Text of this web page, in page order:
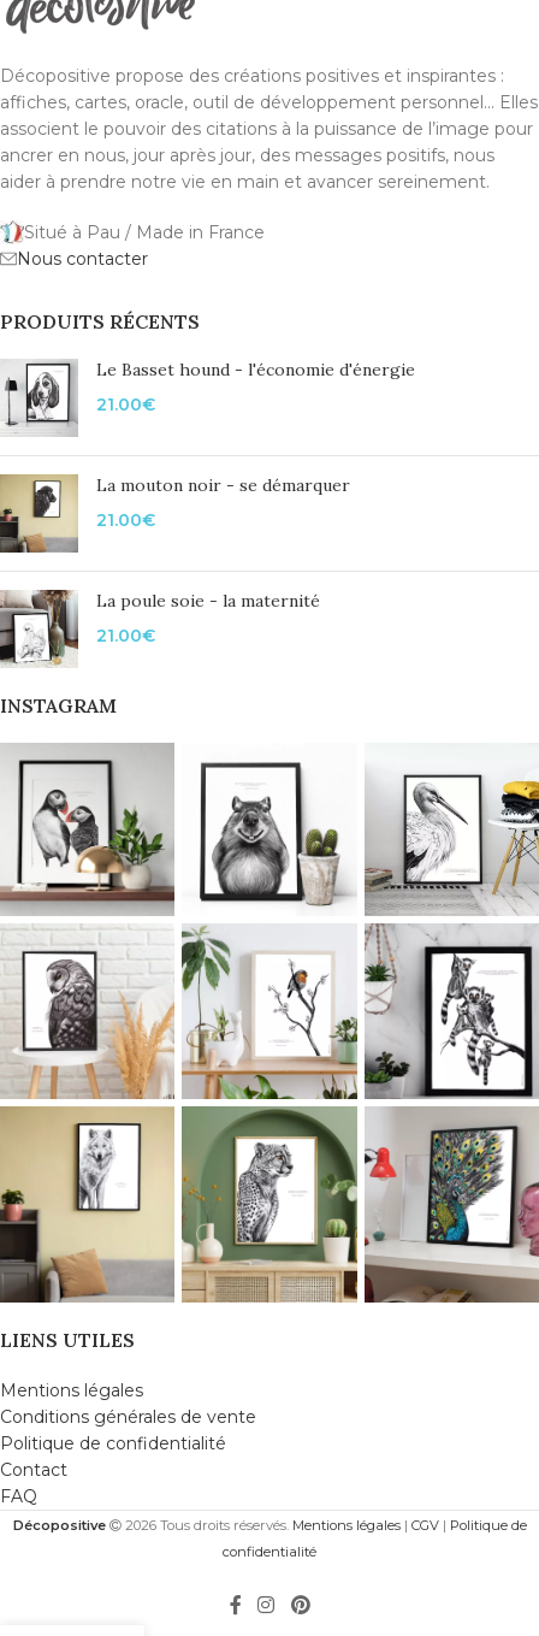
Décopositive propose des créations positives et inspirantes :
affiches, cartes, oracle, outil de développement personnel... Elles
associent le pouvoir des citations à la puissance de l’image pour
ancrer en nous, jour après jour, des messages positifs, nous
aider à prendre notre vie en main et avancer sereinement.
Situé à Pau / Made in France
Nous contacter
PRODUITS RÉCENTS
Le Basset hound - l'économie d'énergie
21.00€
La mouton noir - se démarquer
21.00€
La poule soie - la maternité
21.00€
INSTAGRAM
LIENS UTILES
Mentions légales
Conditions générales de vente
Politique de confidentialité
Contact
FAQ
Décopositive 2026 Tous droits réservés. Mentions légales| CGV| Politique de
confidentialité